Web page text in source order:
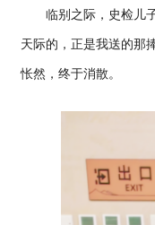
临别之际，史检儿子
天际的，正是我送的那
怅然，终于消散。